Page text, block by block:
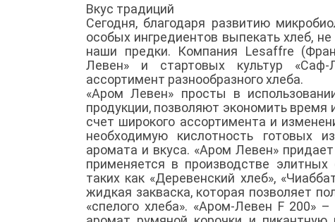
Вкус традиций
Сегодня, благодаря развитию
особых ингредиентов выпекать хлеб,
наши предки. Компания Lesaffrе
Левен» и стартовых культур «Саф-
ассортимент разнообразного хлеба.
«Аром Левен» просты в
продукции, позволяют экономить время
счет широкого ассортимента и
необходимую кислотность готовых
аромата и вкуса. «Аром Левен»
применяется в производстве
таких как «Деревенский хлеб»,
жидкая закваска, которая позволяет
«спелого хлеба». «Аром-Левен F 200»